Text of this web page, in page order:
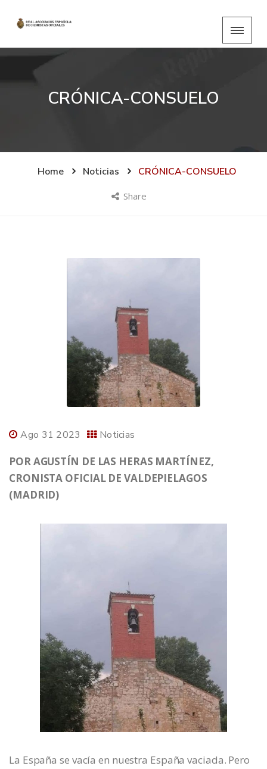
CRÓNICA-CONSUELO
Home Noticias CRÓNICA-CONSUELO
Share
Ago 31 2023 Noticias
POR AGUSTÍN DE LAS HERAS MARTÍNEZ,
CRONISTA OFICIAL DE VALDEPIELAGOS
(MADRID)
La España se vacía en nuestra España vaciada. Pero